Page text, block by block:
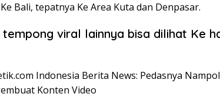
Bali, tepatnya Ke Area Kuta dan Denpasar.
tempong viral lainnya bisa dilihat Ke
Indonesia Berita News: Pedasnya
Konten Video